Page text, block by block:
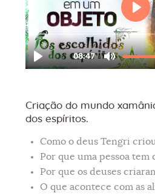
Criação do mundo
dos espíritos.
Como o deus Tengri
Por que uma pessoa tem
Por que os deuses
O que acontece com as